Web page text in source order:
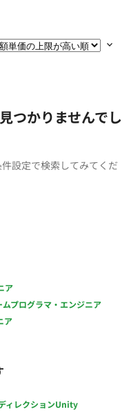
つかりませんでし
設定で検索してみてくだ
ア
ムプログラマ・エンジニア
ア
ィレクションUnity